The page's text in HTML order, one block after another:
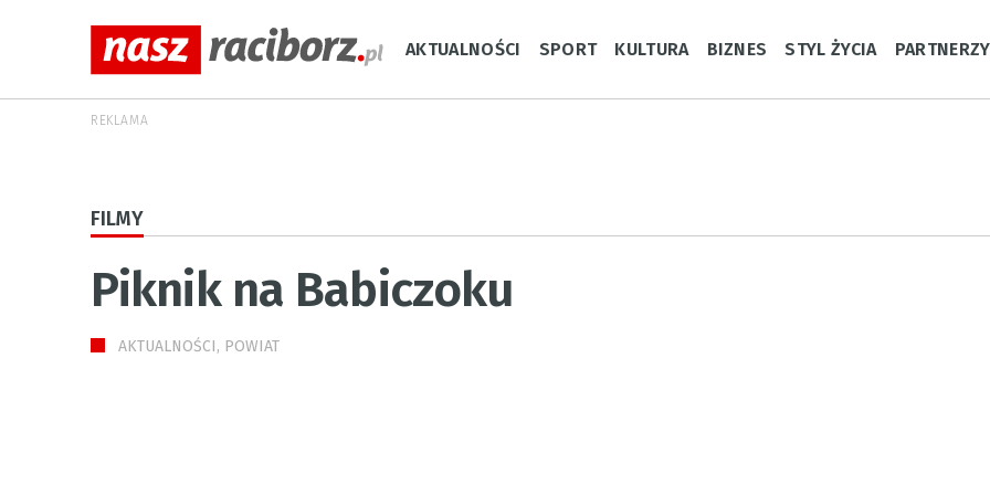
AKTUALNOŚCI SPORT KULTURA BIZNES STYL ŻYCIA PARTNERZY
REKLAMA
FILMY
Piknik na Babiczoku
AKTUALNOŚCI, POWIAT